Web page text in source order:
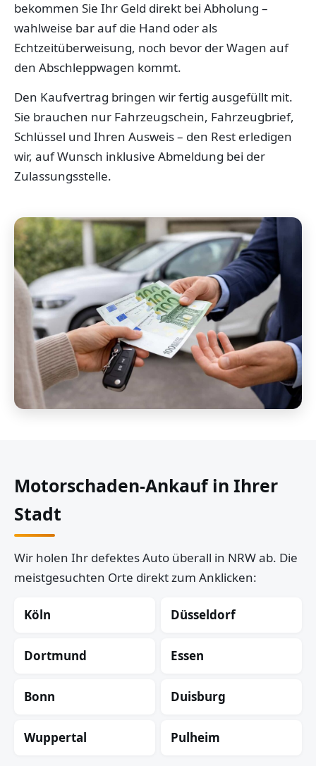
bekommen Sie Ihr Geld direkt bei Abholung –
wahlweise bar auf die Hand oder als
Echtzeitüberweisung, noch bevor der Wagen auf
den Abschleppwagen kommt.
Den Kaufvertrag bringen wir fertig ausgefüllt mit.
Sie brauchen nur Fahrzeugschein, Fahrzeugbrief,
Schlüssel und Ihren Ausweis – den Rest erledigen
wir, auf Wunsch inklusive Abmeldung bei der
Zulassungsstelle.
Motorschaden-Ankauf in Ihrer
Stadt
Wir holen Ihr defektes Auto überall in NRW ab. Die
meistgesuchten Orte direkt zum Anklicken:
Köln Düsseldorf
Dortmund Essen
Bonn Duisburg
Wuppertal Pulheim